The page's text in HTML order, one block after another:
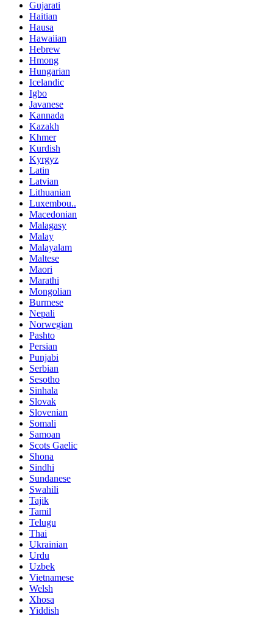
Gujarati
Haitian
Hausa
Hawaiian
Hebrew
Hmong
Hungarian
Icelandic
Igbo
Javanese
Kannada
Kazakh
Khmer
Kurdish
Kyrgyz
Latin
Latvian
Lithuanian
Luxembou..
Macedonian
Malagasy
Malay
Malayalam
Maltese
Maori
Marathi
Mongolian
Burmese
Nepali
Norwegian
Pashto
Persian
Punjabi
Serbian
Sesotho
Sinhala
Slovak
Slovenian
Somali
Samoan
Scots Gaelic
Shona
Sindhi
Sundanese
Swahili
Tajik
Tamil
Telugu
Thai
Ukrainian
Urdu
Uzbek
Vietnamese
Welsh
Xhosa
Yiddish